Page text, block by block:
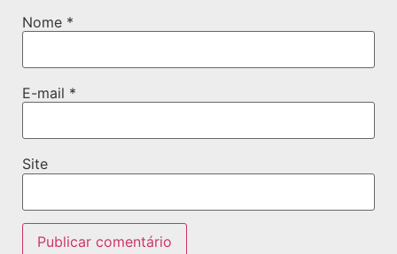
Nome *
E-mail *
Site